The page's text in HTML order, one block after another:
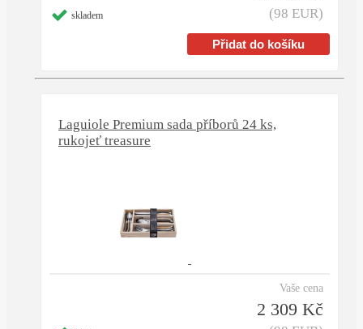
(98 EUR)
skladem
Laguiole Premium sada příborů 24 ks,
rukojeť treasure
Vaše cena
2 309 Kč